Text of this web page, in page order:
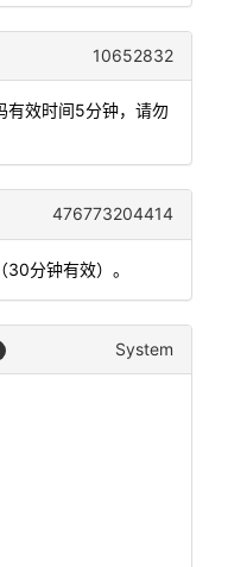
10652832
有效时间5分钟，请勿
476773204414
分钟有效）。
System